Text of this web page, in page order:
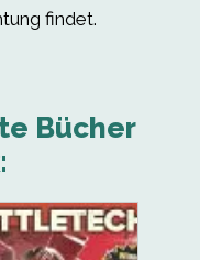
findet.
Bücher